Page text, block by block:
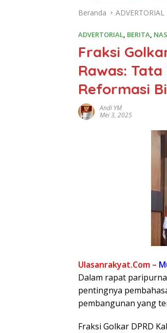
Beranda ADVERTORIAL
ADVERTORIAL, BERITA,
Fraksi
Rawas:
Reformasi
Andi YM
Mei 3, 2025
Ulasanrakyat.Com –
Dalam rapat paripurna
pentingnya
pembangunan yang
Fraksi Golkar DPRD